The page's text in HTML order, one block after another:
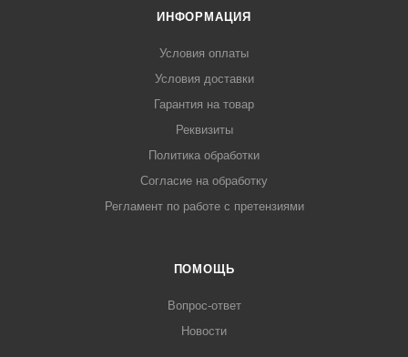
ИНФОРМАЦИЯ
Условия оплаты
Условия доставки
Гарантия на товар
Реквизиты
Политика обработки
Согласие на обработку
Регламент по работе с претензиями
ПОМОЩЬ
Вопрос-ответ
Новости